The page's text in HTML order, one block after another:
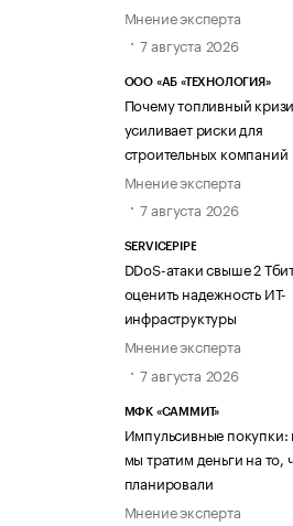
Мнение эксперта
7 августа 2026
ООО «АБ «ТЕХНОЛОГИЯ»
Почему топливный
усиливает риски для
строительных компаний
Мнение эксперта
7 августа 2026
SERVICEPIPE
DDoS-атаки свыше 2
оценить надежность ИТ-
инфраструктуры
Мнение эксперта
7 августа 2026
МФК «САММИТ»
Импульсивные покупки:
мы тратим деньги на то,
планировали
Мнение эксперта